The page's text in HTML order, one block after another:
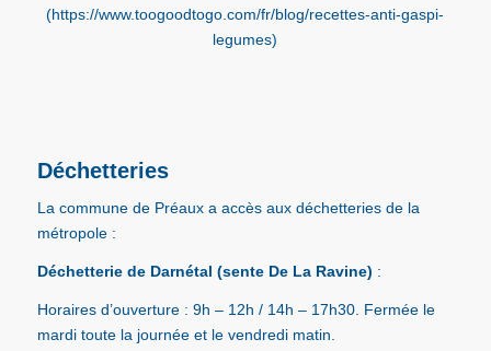
(https://www.toogoodtogo.com/fr/blog/recettes-anti-gaspi-
legumes)
Déchetteries
La commune de Préaux a accès aux déchetteries de la
métropole :
Déchetterie de Darnétal (sente De La Ravine) :
Horaires d’ouverture : 9h – 12h / 14h – 17h30. Fermée le
mardi toute la journée et le vendredi matin.